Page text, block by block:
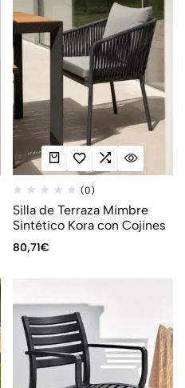
(0)
Silla de Terraza Mimbre
Sintético Kora con Cojines
80,71€